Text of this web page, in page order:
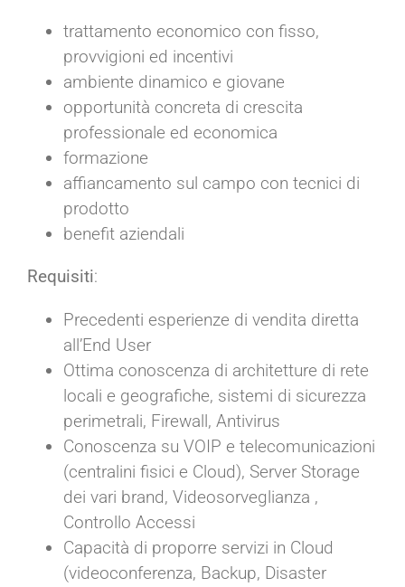
trattamento economico con fisso,
provvigioni ed incentivi
ambiente dinamico e giovane
opportunità concreta di crescita
professionale ed economica
formazione
affiancamento sul campo con tecnici di
prodotto
benefit aziendali
Requisiti:
Precedenti esperienze di vendita diretta
all’End User
Ottima conoscenza di architetture di rete
locali e geografiche, sistemi di sicurezza
perimetrali, Firewall, Antivirus
Conoscenza su VOIP e telecomunicazioni
(centralini fisici e Cloud), Server Storage
dei vari brand, Videosorveglianza ,
Controllo Accessi
Capacità di proporre servizi in Cloud
(videoconferenza, Backup, Disaster